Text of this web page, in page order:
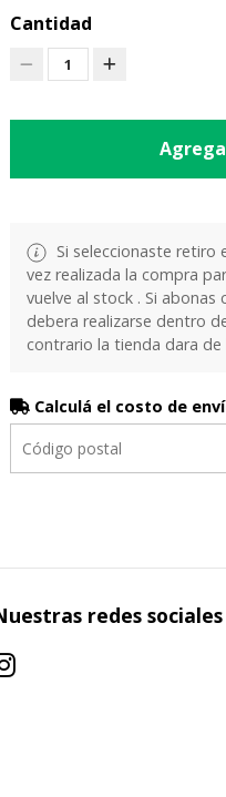
Cantidad
1
Si seleccionaste retiro
vez realizada la compra
vuelve al stock . Si
debera realizarse dentro
contrario la tienda dara
Calculá el costo de
redes sociales